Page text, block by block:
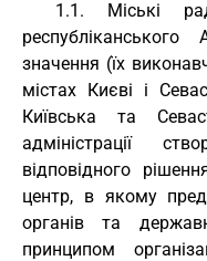
1.1. Міські
значення (їх
містах Києві і
Київська та
адміністрації
відповідного
центр, в якому
органів та
принципом